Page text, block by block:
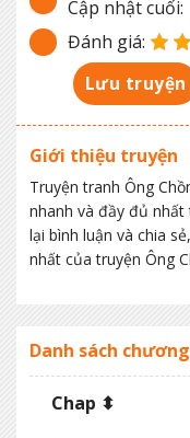
Cập nhật cuối:
Đánh giá:
Lưu truyện
Giới thiệu truyện
Truyện tranh Ông
nhanh và đầy đủ
lại bình luận và chia
nhất của truyện Ông
Danh sách chương
Chap ⬍